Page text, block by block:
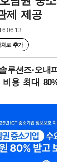
제 제공
로 추가
루션즈·오
비용 최대